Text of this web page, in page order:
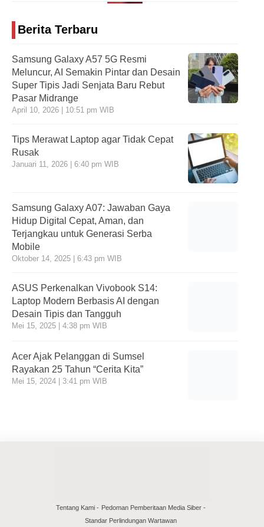
Berita Terbaru
Samsung Galaxy A57 5G Resmi
Meluncur, AI Semakin Pintar dan Desain
Super Tipis Jadi Senjata Baru Rebut
Pasar Midrange
April 10, 2026 | 10:51 pm WIB
Tips Merawat Laptop agar Tidak Cepat
Rusak
Januari 11, 2026 | 6:40 pm WIB
Samsung Galaxy A07: Jawaban Gaya
Hidup Digital Cepat, Aman, dan
Terjangkau untuk Generasi Serba
Mobile
Oktober 14, 2025 | 6:43 pm WIB
ASUS Perkenalkan Vivobook S14:
Laptop Modern Berbasis AI dengan
Desain Tipis dan Tangguh
Mei 15, 2025 | 4:38 pm WIB
Acer Ajak Pelanggan di Sumsel
Rayakan 25 Tahun “Cerita Kita”
Mei 15, 2024 | 3:41 pm WIB
Tentang Kami
Pedoman Pemberitaan Media Siber
Standar Perlindungan Wartawan